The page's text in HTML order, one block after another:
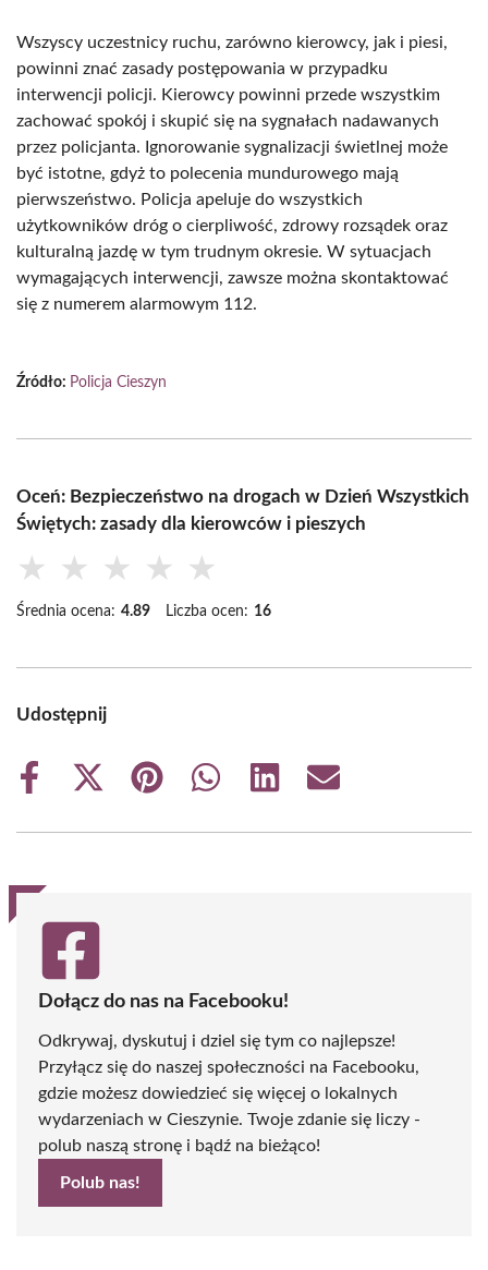
Wszyscy uczestnicy ruchu, zarówno kierowcy, jak i piesi,
powinni znać zasady postępowania w przypadku
interwencji policji. Kierowcy powinni przede wszystkim
zachować spokój i skupić się na sygnałach nadawanych
przez policjanta. Ignorowanie sygnalizacji świetlnej może
być istotne, gdyż to polecenia mundurowego mają
pierwszeństwo. Policja apeluje do wszystkich
użytkowników dróg o cierpliwość, zdrowy rozsądek oraz
kulturalną jazdę w tym trudnym okresie. W sytuacjach
wymagających interwencji, zawsze można skontaktować
się z numerem alarmowym 112.
Źródło: Policja Cieszyn
Oceń: Bezpieczeństwo na drogach w Dzień Wszystkich
Świętych: zasady dla kierowców i pieszych
★ ★ ★ ★ ★
Średnia ocena: 4.89 Liczba ocen: 16
Udostępnij
Share
Share
(Twitter)
Share
Share
Share
Share
Dołącz do nas na Facebooku!
Odkrywaj, dyskutuj i dziel się tym co najlepsze!
Przyłącz się do naszej społeczności na Facebooku,
gdzie możesz dowiedzieć się więcej o lokalnych
wydarzeniach w Cieszynie. Twoje zdanie się liczy -
polub naszą stronę i bądź na bieżąco!
Polub nas!